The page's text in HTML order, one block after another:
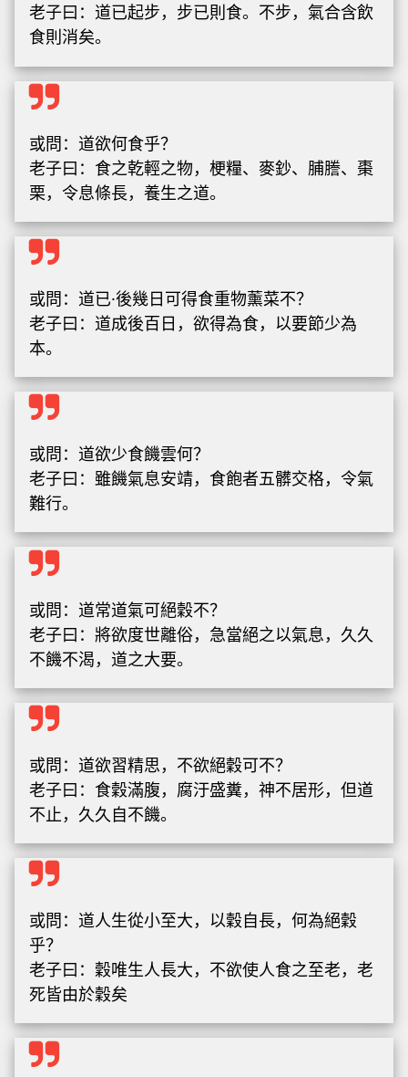
老子曰：道已起步，步已則食。不步，氣合含飲
食則消矣。
或問：道欲何食乎？
老子曰：食之乾輕之物，梗糧、麥鈔、脯謄、棗
栗，令息條長，養生之道。
或問：道已·後幾日可得食重物薰菜不？
老子曰：道成後百日，欲得為食，以要節少為
本。
或問：道欲少食饑雲何？
老子曰：雖饑氣息安靖，食飽者五髒交格，令氣
難行。
或問：道常道氣可絕穀不？
老子曰：將欲度世離俗，急當絕之以氣息，久久
不饑不渴，道之大要。
或問：道欲習精思，不欲絕穀可不？
老子曰：食穀滿腹，腐汙盛糞，神不居形，但道
不止，久久自不饑。
或問：道人生從小至大，以穀自長，何為絕穀
乎？
老子曰：穀唯生人長大，不欲使人食之至老，老
死皆由於穀矣